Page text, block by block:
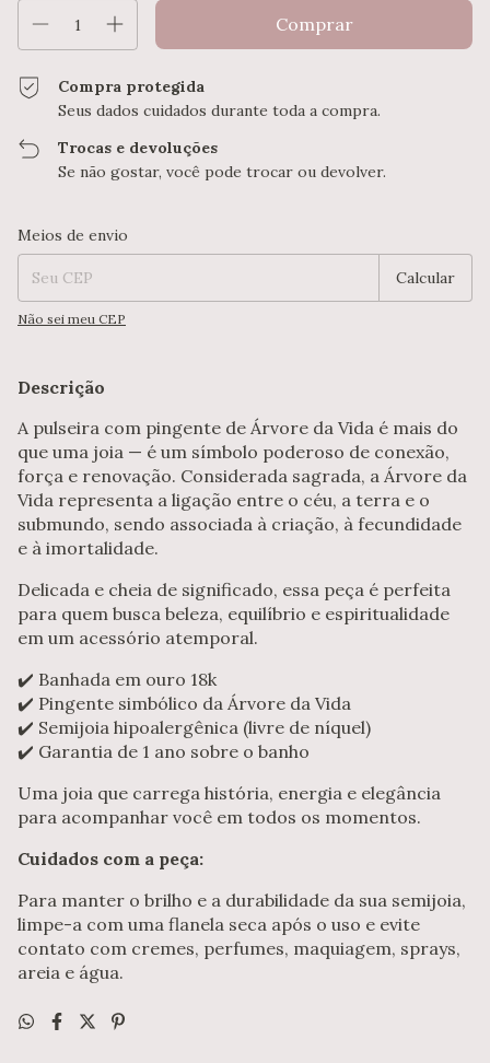
Compra protegida
Seus dados cuidados durante toda a compra.
Trocas e devoluções
Se não gostar, você pode trocar ou devolver.
Entregas para o CEP:
Meios de envio
Calcular
Não sei meu CEP
Descrição
A pulseira com pingente de Árvore da Vida é mais do
que uma joia — é um símbolo poderoso de conexão,
força e renovação. Considerada sagrada, a Árvore da
Vida representa a ligação entre o céu, a terra e o
submundo, sendo associada à criação, à fecundidade
e à imortalidade.
Delicada e cheia de significado, essa peça é perfeita
para quem busca beleza, equilíbrio e espiritualidade
em um acessório atemporal.
✔️ Banhada em ouro 18k
✔️ Pingente simbólico da Árvore da Vida
✔️ Semijoia hipoalergênica (livre de níquel)
✔️ Garantia de 1 ano sobre o banho
Uma joia que carrega história, energia e elegância
para acompanhar você em todos os momentos.
Cuidados com a peça:
Para manter o brilho e a durabilidade da sua semijoia,
limpe-a com uma flanela seca após o uso e evite
contato com cremes, perfumes, maquiagem, sprays,
areia e água.